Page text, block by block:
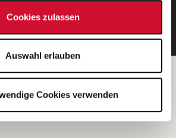
Cookies zulassen
Auswahl erlauben
Cookies verwenden
E-Mail-Adresse eintragen
GmbH